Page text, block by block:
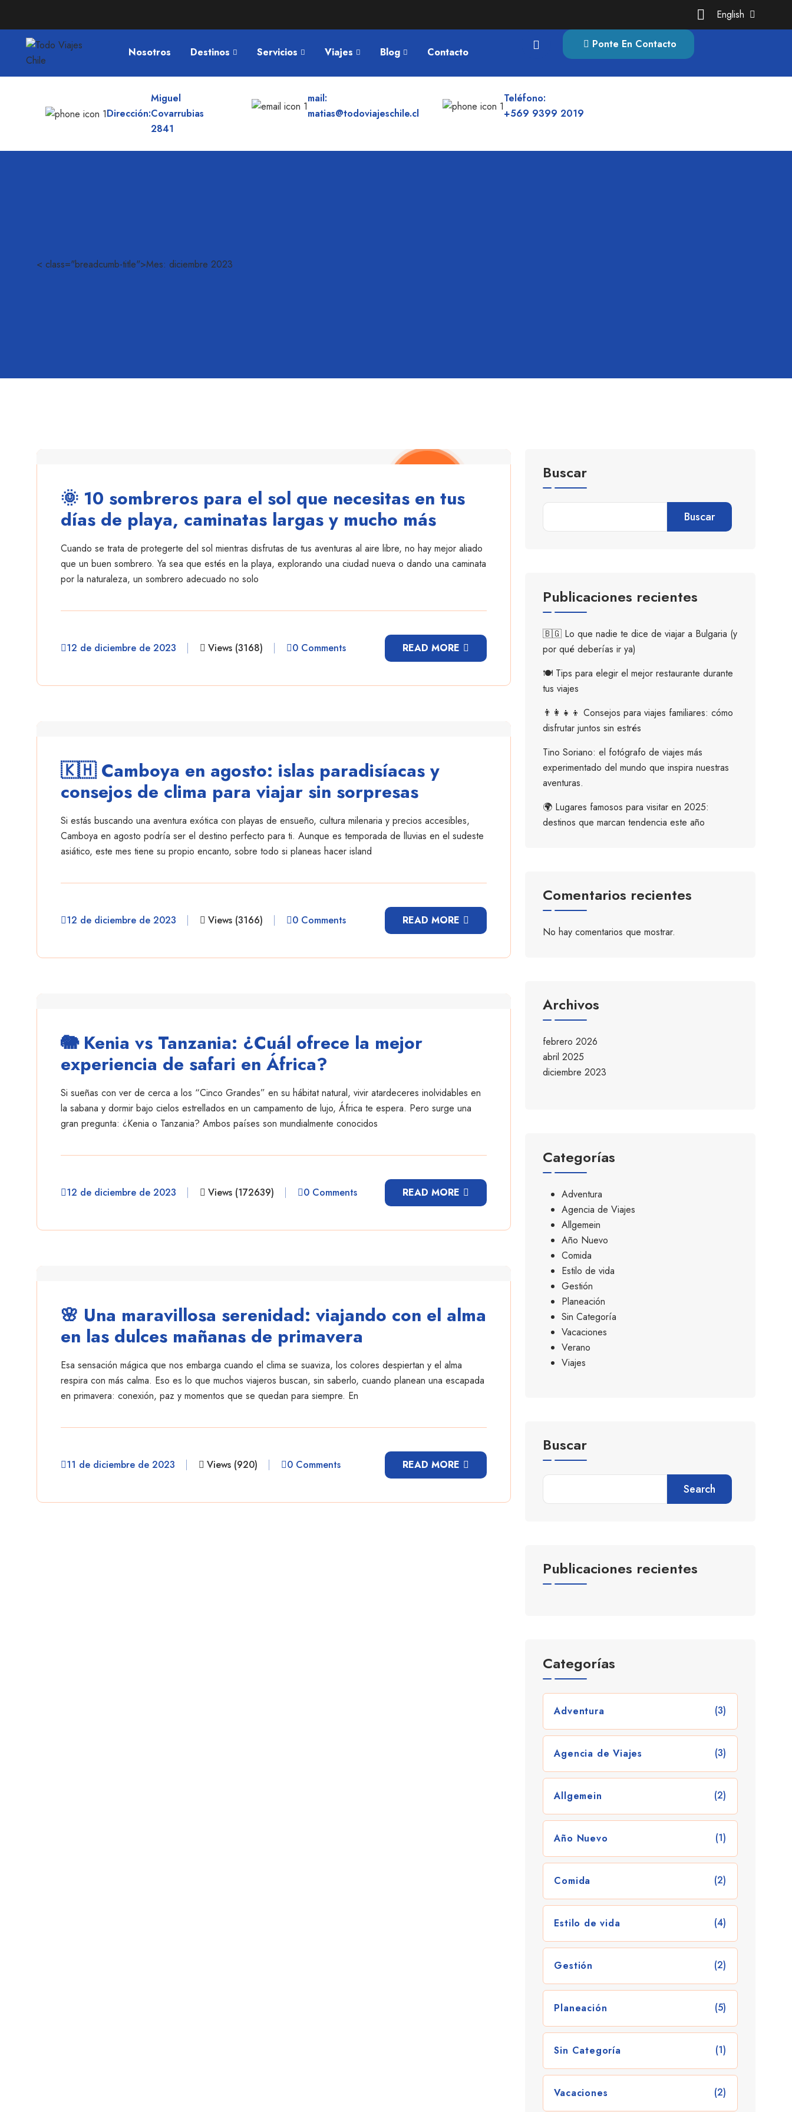
English
Nosotros Destinos Servicios Viajes Blog Contacto
Ponte En Contacto
Dirección:
Miguel
Covarrubias
2841
mail:
matias@todoviajeschile.cl
Teléfono:
+569 9399 2019
< class="breadcumb-title">Mes: diciembre 2023
🌞 10 sombreros para el sol que necesitas en tus
días de playa, caminatas largas y mucho más
Cuando se trata de protegerte del sol mientras disfrutas de tus aventuras al aire libre, no hay mejor aliado
que un buen sombrero. Ya sea que estés en la playa, explorando una ciudad nueva o dando una caminata
por la naturaleza, un sombrero adecuado no solo
12 de diciembre de 2023 Views (3168) 0 Comments READ MORE
🇰🇭 Camboya en agosto: islas paradisíacas y
consejos de clima para viajar sin sorpresas
Si estás buscando una aventura exótica con playas de ensueño, cultura milenaria y precios accesibles,
Camboya en agosto podría ser el destino perfecto para ti. Aunque es temporada de lluvias en el sudeste
asiático, este mes tiene su propio encanto, sobre todo si planeas hacer island
12 de diciembre de 2023 Views (3166) 0 Comments READ MORE
🐘 Kenia vs Tanzania: ¿Cuál ofrece la mejor
experiencia de safari en África?
Si sueñas con ver de cerca a los “Cinco Grandes” en su hábitat natural, vivir atardeceres inolvidables en
la sabana y dormir bajo cielos estrellados en un campamento de lujo, África te espera. Pero surge una
gran pregunta: ¿Kenia o Tanzania? Ambos países son mundialmente conocidos
12 de diciembre de 2023 Views (172639) 0 Comments READ MORE
🌸 Una maravillosa serenidad: viajando con el alma
en las dulces mañanas de primavera
Esa sensación mágica que nos embarga cuando el clima se suaviza, los colores despiertan y el alma
respira con más calma. Eso es lo que muchos viajeros buscan, sin saberlo, cuando planean una escapada
en primavera: conexión, paz y momentos que se quedan para siempre. En
11 de diciembre de 2023 Views (920) 0 Comments READ MORE
Buscar
Buscar
Publicaciones recientes
🇧🇬 Lo que nadie te dice de viajar a Bulgaria (y
por qué deberías ir ya)
🍽️ Tips para elegir el mejor restaurante durante
tus viajes
👨‍👩‍👧‍👦 Consejos para viajes familiares: cómo
disfrutar juntos sin estrés
Tino Soriano: el fotógrafo de viajes más
experimentado del mundo que inspira nuestras
aventuras.
🌍 Lugares famosos para visitar en 2025:
destinos que marcan tendencia este año
Comentarios recientes
No hay comentarios que mostrar.
Archivos
febrero 2026
abril 2025
diciembre 2023
Categorías
Adventura
Agencia de Viajes
Allgemein
Año Nuevo
Comida
Estilo de vida
Gestión
Planeación
Sin Categoría
Vacaciones
Verano
Viajes
Buscar
Search
Publicaciones recientes
Categorías
Adventura (3)
Agencia de Viajes (3)
Allgemein (2)
Año Nuevo (1)
Comida (2)
Estilo de vida (4)
Gestión (2)
Planeación (5)
Sin Categoría (1)
Vacaciones (2)